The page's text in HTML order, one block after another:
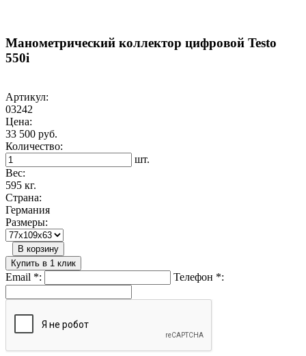
Манометрический коллектор цифровой Testo
550i
Артикул:
03242
Цена:
33 500 руб.
Количество:
шт.
Вес:
595 кг.
Страна:
Германия
Размеры:
В корзину
Купить в 1 клик
Email *: Телефон *: